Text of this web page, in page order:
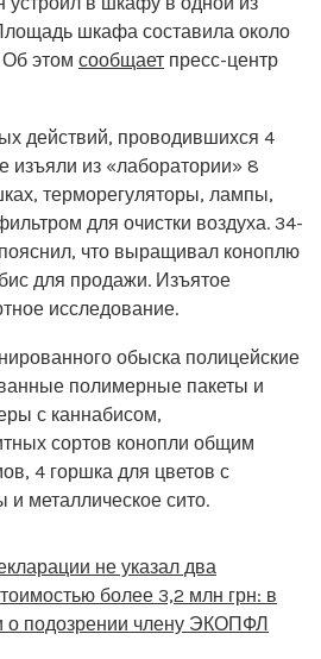
шкафа составила около
этом сообщает пресс-центр
действий, проводившихся 4
изъяли из «лаборатории» 8
терморегуляторы, лампы,
для очистки воздуха. 34-
что выращивал коноплю
для продажи. Изъятое
исследование.
обыска полицейские
полимерные пакеты и
с каннабисом,
сортов конопли общим
4 горшка для цветов с
и металлическое сито.
не указал два
более 3,2 млн грн: в
о подозрении члену ЭКОПФЛ